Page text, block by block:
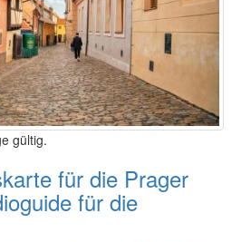
gültig.
für die Prager
für die